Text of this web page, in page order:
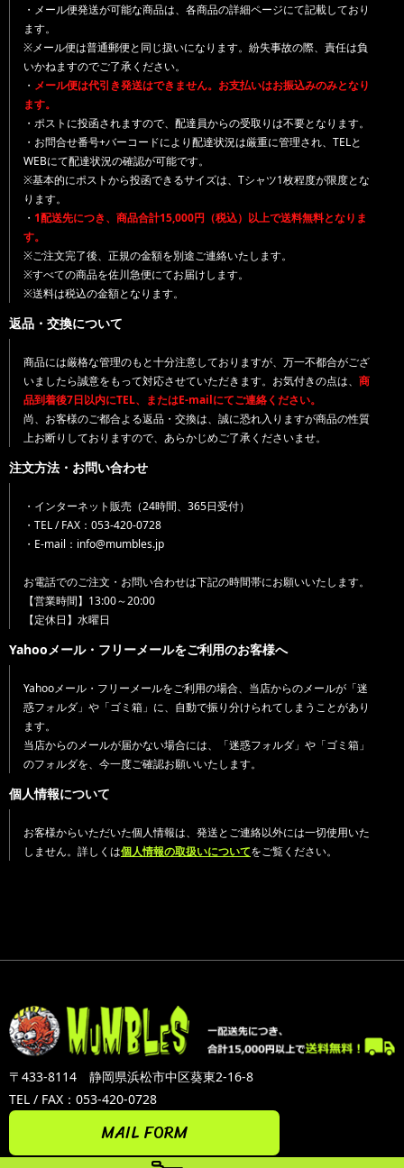
・メール便発送が可能な商品は、各商品の詳細ページにて記載しており
ます。
※メール便は普通郵便と同じ扱いになります。紛失事故の際、責任は負
いかねますのでご了承ください。
・ メール便は代引き発送はできません。お支払いはお振込みのみとなり
ます。
・ポストに投函されますので、配達員からの受取りは不要となります。
・お問合せ番号+バーコードにより配達状況は厳重に管理され、TELと
WEBにて配達状況の確認が可能です。
※基本的にポストから投函できるサイズは、Tシャツ1枚程度が限度とな
ります。
・ 1配送先につき、商品合計15,000円（税込）以上で送料無料となりま
す。
※ご注文完了後、正規の金額を別途ご連絡いたします。
※すべての商品を佐川急便にてお届けします。
※送料は税込の金額となります。
返品・交換について
商品には厳格な管理のもと十分注意しておりますが、万一不都合がござ
いましたら誠意をもって対応させていただきます。お気付きの点は、 商
品到着後7日以内にTEL、またはE-mailにてご連絡ください。
尚、お客様のご都合よる返品・交換は、誠に恐れ入りますが商品の性質
上お断りしておりますので、あらかじめご了承くださいませ。
注文方法・お問い合わせ
・インターネット販売（24時間、365日受付）
・TEL / FAX：053-420-0728
・E-mail：info@mumbles.jp
お電話でのご注文・お問い合わせは下記の時間帯にお願いいたします。
【営業時間】13:00～20:00
【定休日】水曜日
Yahooメール・フリーメールをご利用のお客様へ
Yahooメール・フリーメールをご利用の場合、当店からのメールが「迷
惑フォルダ」や「ゴミ箱」に、自動で振り分けられてしまうことがあり
ます。
当店からのメールが届かない場合には、「迷惑フォルダ」や「ゴミ箱」
のフォルダを、今一度ご確認お願いいたします。
個人情報について
お客様からいただいた個人情報は、発送とご連絡以外には一切使用いた
しません。詳しくは個人情報の取扱いについてをご覧ください。
〒433-8114 静岡県浜松市中区葵東2-16-8
TEL / FAX：053-420-0728
MAIL FORM